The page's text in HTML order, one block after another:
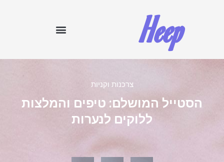
Heep
צרכנות וקניות
הסטייל המושלם: טיפים והמלצות
ללוקים לנערות